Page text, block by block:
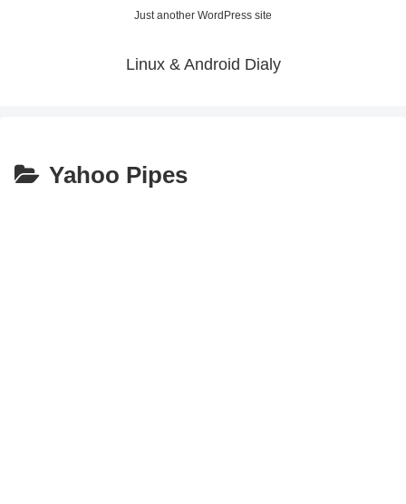
Just another WordPress site
Linux & Android Dialy
Yahoo Pipes